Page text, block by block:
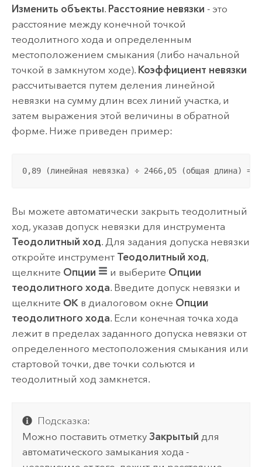
Изменить объекты. Расстояние невязки - это
расстояние между конечной точкой
теодолитного хода и определенным
местоположением смыкания (либо начальной
точкой в замкнутом ходе). Коэффициент невязки
рассчитывается путем деления линейной
невязки на сумму длин всех линий участка, и
затем выражения этой величины в обратной
форме. Ниже приведен пример:
0,89 (линейная невязка) ÷ 2466,05 (общая длина) =
Вы можете автоматически закрыть теодолитный
ход, указав допуск невязки для инструмента
Теодолитный ход. Для задания допуска невязки
откройте инструмент Теодолитный ход,
щелкните Опции и выберите Опции
теодолитного хода. Введите допуск невязки и
щелкните OKв диалоговом окне Опции
теодолитного хода. Если конечная точка хода
лежит в пределах заданного допуска невязки от
определенного местоположения смыкания или
стартовой точки, две точки сольются и
теодолитный ход замкнется.
Подсказка:
Можно поставить отметкуЗакрытый для
автоматического замыкания хода -